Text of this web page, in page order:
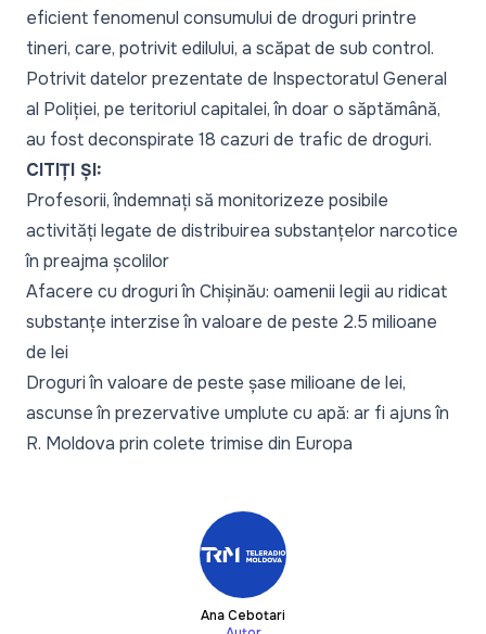
eficient fenomenul consumului de droguri printre
tineri, care, potrivit edilului, a scăpat de sub control.
Potrivit datelor prezentate de Inspectoratul General
al Poliției, pe teritoriul capitalei, în doar o săptămână,
au fost deconspirate 18 cazuri de trafic de droguri.
CITIȚI ȘI:
Profesorii, îndemnați să monitorizeze posibile
activități legate de distribuirea substanțelor narcotice
în preajma școlilor
Afacere cu droguri în Chișinău: oamenii legii au ridicat
substanțe interzise în valoare de peste 2.5 milioane
de lei
Droguri în valoare de peste șase milioane de lei,
ascunse în prezervative umplute cu apă: ar fi ajuns în
R. Moldova prin colete trimise din Europa
Ana Cebotari